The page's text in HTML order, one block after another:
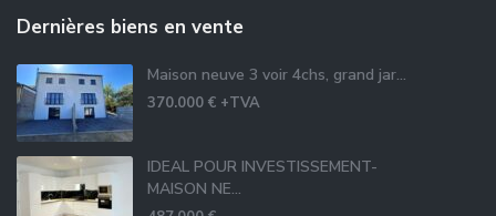
Dernières biens en vente
Maison neuve 3 voir 4chs, grand jar...
370.000 € +TVA
IDEAL POUR INVESTISSEMENT-
MAISON NE...